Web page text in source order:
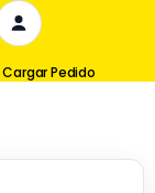
Cargar Pedido